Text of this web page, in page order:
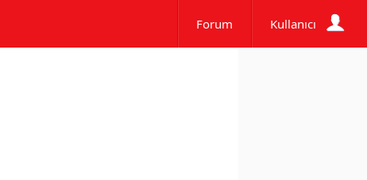
Forum Kullanıcı